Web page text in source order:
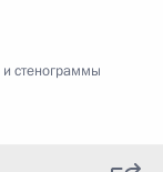
стенограммы